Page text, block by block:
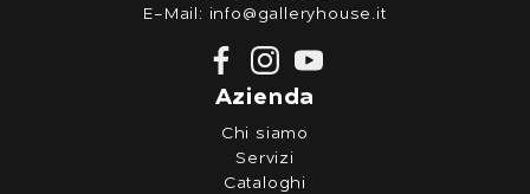
E-Mail: info@galleryhouse.it
Azienda
Chi siamo
Servizi
Cataloghi